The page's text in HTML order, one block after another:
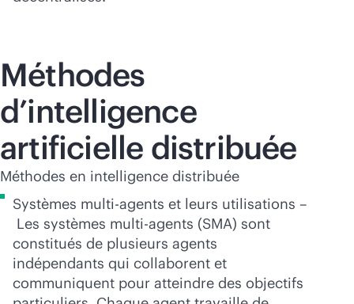
Méthodes
d’intelligence
artificielle distribuée
Méthodes en intelligence distribuée
Systèmes multi-agents et leurs utilisations –
Les systèmes multi-agents (SMA) sont
constitués de plusieurs agents
indépendants qui collaborent et
communiquent pour atteindre des objectifs